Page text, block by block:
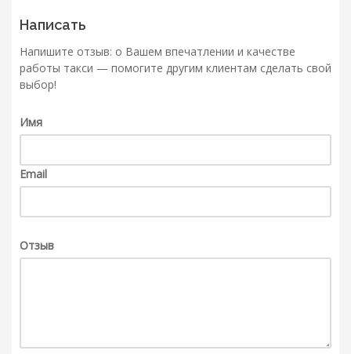
Написать
Напишите отзыв: о Вашем впечатлении и качестве
работы такси — помогите другим клиентам сделать свой
выбор!
Имя
Email
Отзыв